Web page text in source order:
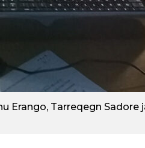
Erango, Tarreqegn